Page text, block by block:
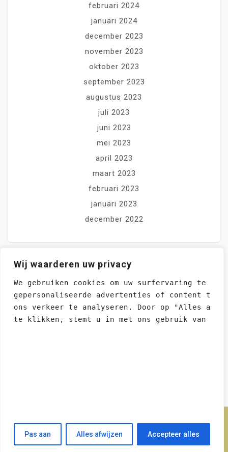
Powered by WebsitePolicies
Wij waarderen uw privacy
We gebruiken cookies om uw surfervaring te
gepersonaliseerde advertenties of content te
ons verkeer te analyseren. Door op "Alles
te klikken, stemt u in met ons gebruik van
Pas aan Alles afwijzen Accepteer alles
februari 2024
januari 2024
december 2023
november 2023
oktober 2023
september 2023
augustus 2023
juli 2023
juni 2023
mei 2023
april 2023
maart 2023
februari 2023
januari 2023
december 2022
Proudly powered by WordPress
Theme: moina by ashathemes.